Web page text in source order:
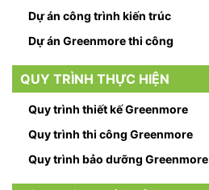
Dự án công trình kiến trúc
Dự án Greenmore thi công
QUY TRÌNH THỰC HIỆN
Quy trình thiết kế Greenmore
Quy trình thi công Greenmore
Quy trình bảo dưỡng Greenmore